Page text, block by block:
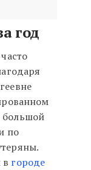
год
большой
по
городе